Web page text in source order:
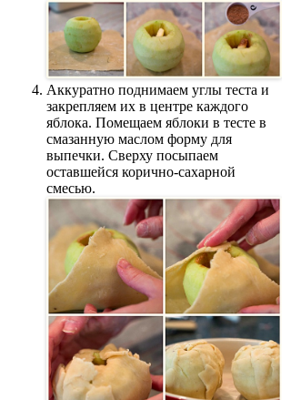
Аккуратно поднимаем углы теста и
закрепляем их в центре каждого
яблока. Помещаем яблоки в тесте в
смазанную маслом форму для
выпечки. Сверху посыпаем
оставшейся корично-сахарной
смесью.